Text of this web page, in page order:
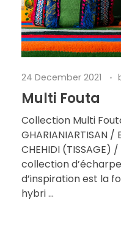
24 December 2021
Multi Fouta
Collection Multi
GHARIANIARTISAN /
CHEHIDI (TISSAGE)
collection
d’inspiration est la
hybri ...